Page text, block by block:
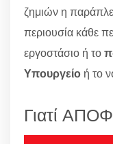
ζημιών η
περιουσία κάθε
εργοστάσιο ή το
Υπουργείο ή το
Γιατί